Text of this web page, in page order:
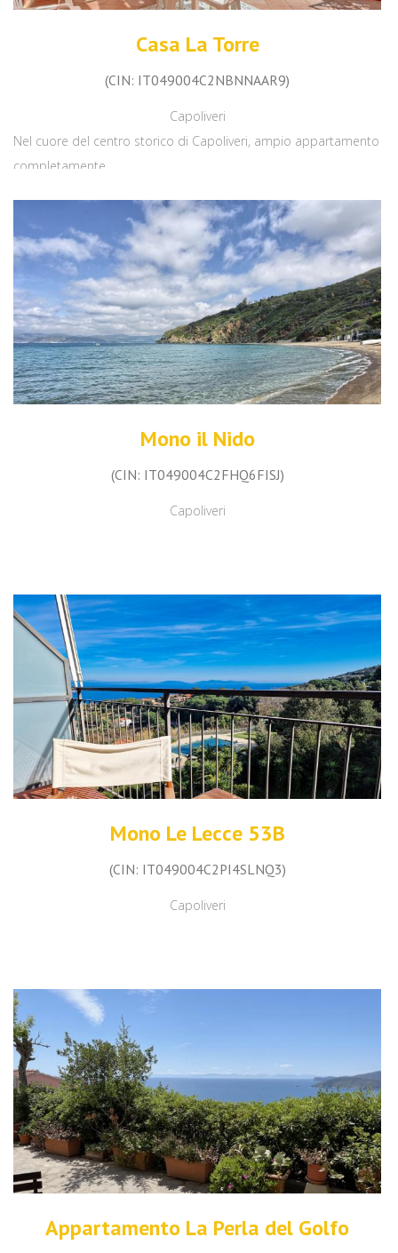
Casa La Torre
(CIN: IT049004C2NBNNAAR9)
Capoliveri
Nel cuore del centro storico di Capoliveri, ampio appartamento
completamente...
Mono il Nido
(CIN: IT049004C2FHQ6FISJ)
Capoliveri
Mono Le Lecce 53B
(CIN: IT049004C2PI4SLNQ3)
Capoliveri
Appartamento La Perla del Golfo